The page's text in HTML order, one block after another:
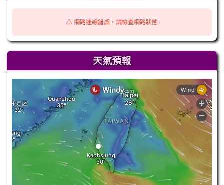
⚠️ 網路連線錯誤，請檢查網路狀態
天氣預報